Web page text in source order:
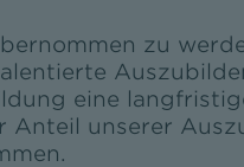
zu
eine
Anteil unserer